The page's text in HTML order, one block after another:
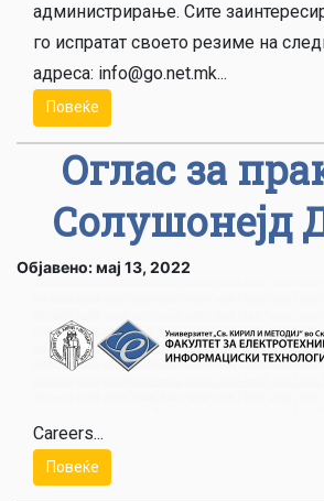
администрирање. Сите
го испратат своето резиме на
адреса: info@go.net.mk...
Повеќе
Оглас за
Солушонејд
Објавено: мај 13, 2022
Careers...
Повеќе